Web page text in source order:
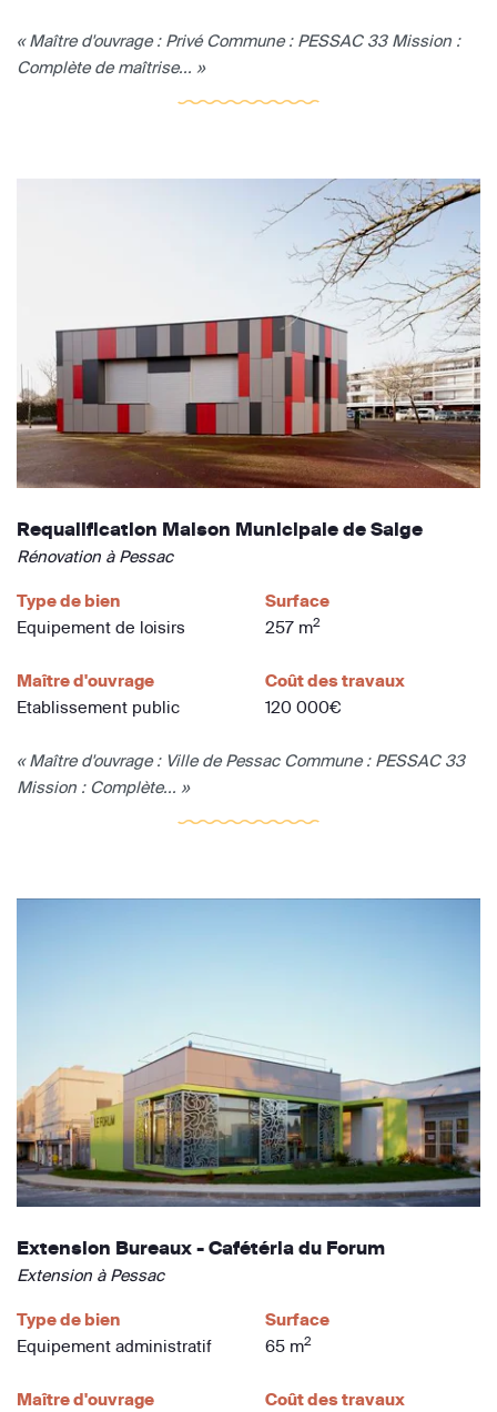
« Maître d'ouvrage : Privé Commune : PESSAC 33 Mission :
Complète de maîtrise... »
Requalification Maison Municipale de Saige
Rénovation à Pessac
Type de bien
Equipement de loisirs
Surface
257 m2
Maître d'ouvrage
Etablissement public
Coût des travaux
120 000€
« Maître d'ouvrage : Ville de Pessac Commune : PESSAC 33
Mission : Complète... »
Extension Bureaux - Cafétéria du Forum
Extension à Pessac
Type de bien
Equipement administratif
Surface
65 m2
Maître d'ouvrage
Coût des travaux